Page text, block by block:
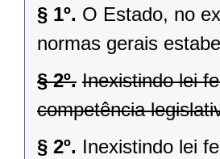
§ 1º. O Estado, no
normas gerais
§ 2º. Inexistindo lei
competência
§ 2º. Inexistindo lei